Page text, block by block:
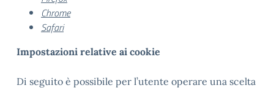
Chrome
Safari
Impostazioni relative ai cookie
Di seguito è possibile per l’utente operare una scelta